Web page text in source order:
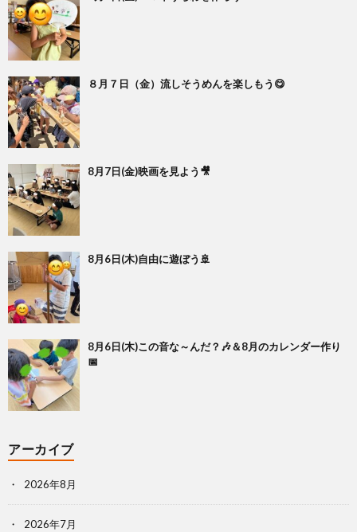
８月７日（金）流しそうめんを楽しもう😋
8月7日(金)映画を見よう🎥
8月6日(木)自由に遊ぼう🚢
8月6日(木)この音な～んだ？🎶＆8月のカレンダー作り
📅
アーカイブ
2026年8月
2026年7月